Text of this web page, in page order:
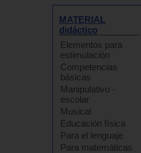
MATERIAL
didáctico
Elementos para
estimulación
Competencias
básicas
Manipulativo -
escolar
Musical
Educación física
Para el lenguaje
Para matemáticas